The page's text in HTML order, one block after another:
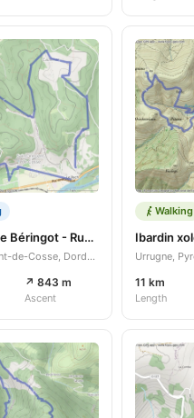
Chemin de Béringot - Rue du Pech
Saint-Vincent-de-Cosse, Dordogne, Nouvelle-Aquitaine, FR
↗ 843 m
Ascent
Walking
11 km
Length